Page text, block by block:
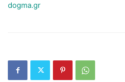
dogma.gr